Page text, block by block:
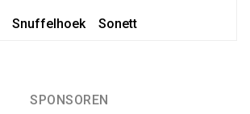
Snuffelhoek Sonett
SPONSOREN